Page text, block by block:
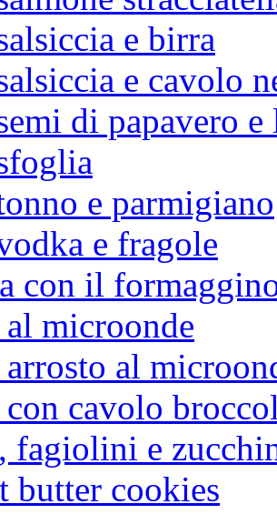
e birra
e cavolo
di papavero
e parmigiano
e fragole
con il
al microonde
arrosto al
con cavolo
fagiolini e
butter cookies